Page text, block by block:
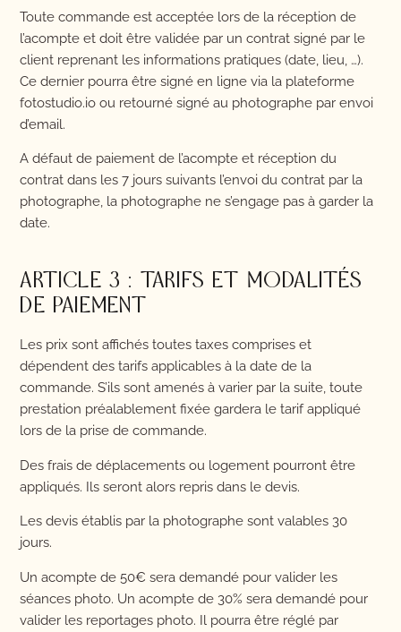
Toute commande est acceptée lors de la réception de
l’acompte et doit être validée par un contrat signé par le
client reprenant les informations pratiques (date, lieu, …).
Ce dernier pourra être signé en ligne via la plateforme
fotostudio.io ou retourné signé au photographe par envoi
d’email.
A défaut de paiement de l’acompte et réception du
contrat dans les 7 jours suivants l’envoi du contrat par la
photographe, la photographe ne s’engage pas à garder la
date.
ARTICLE 3 : TARIFS ET MODALITÉS
DE PAIEMENT
Les prix sont affichés toutes taxes comprises et
dépendent des tarifs applicables à la date de la
commande. S’ils sont amenés à varier par la suite, toute
prestation préalablement fixée gardera le tarif appliqué
lors de la prise de commande.
Des frais de déplacements ou logement pourront être
appliqués. Ils seront alors repris dans le devis.
Les devis établis par la photographe sont valables 30
jours.
Un acompte de 50€ sera demandé pour valider les
séances photo. Un acompte de 30% sera demandé pour
valider les reportages photo. Il pourra être réglé par